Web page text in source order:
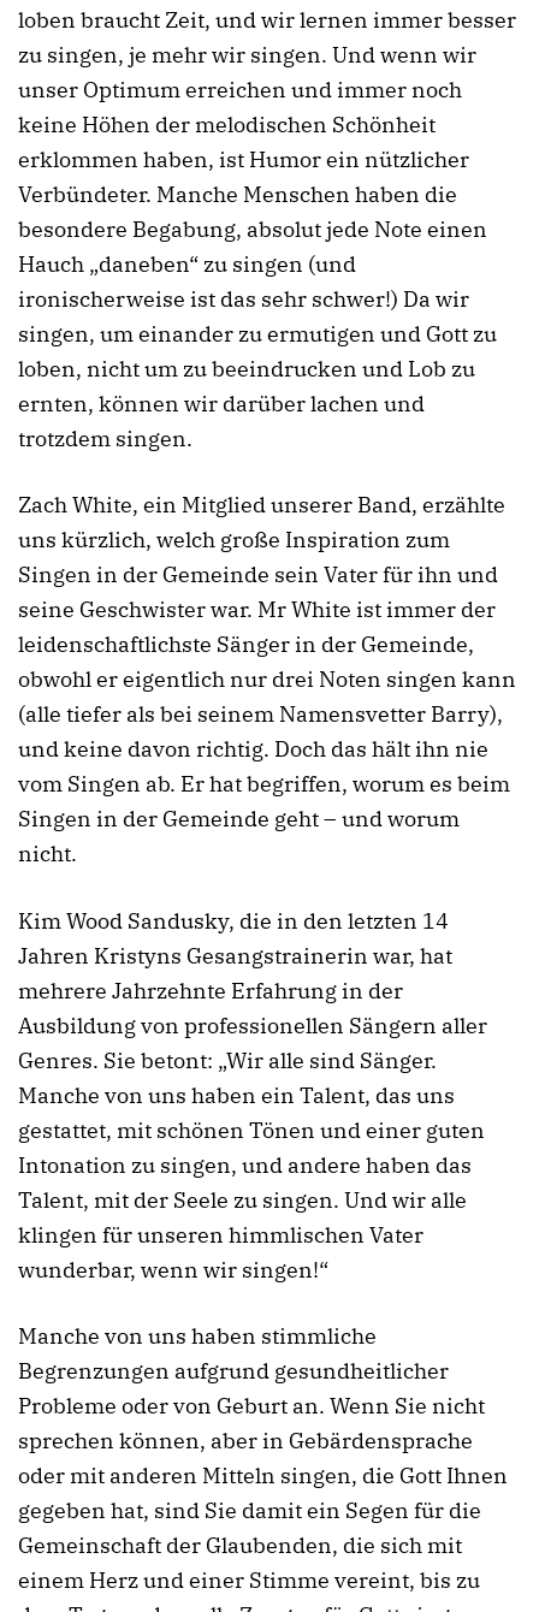
loben braucht Zeit, und wir lernen immer besser
zu singen, je mehr wir singen. Und wenn wir
unser Optimum erreichen und immer noch
keine Höhen der melodischen Schönheit
erklommen haben, ist Humor ein nützlicher
Verbündeter. Manche Menschen haben die
besondere Begabung, absolut jede Note einen
Hauch „daneben“ zu singen (und
ironischerweise ist das sehr schwer!) Da wir
singen, um einander zu ermutigen und Gott zu
loben, nicht um zu beeindrucken und Lob zu
ernten, können wir darüber lachen und
trotzdem singen.
Zach White, ein Mitglied unserer Band, erzählte
uns kürzlich, welch große Inspiration zum
Singen in der Gemeinde sein Vater für ihn und
seine Geschwister war. Mr White ist immer der
leidenschaftlichste Sänger in der Gemeinde,
obwohl er eigentlich nur drei Noten singen kann
(alle tiefer als bei seinem Namensvetter Barry),
und keine davon richtig. Doch das hält ihn nie
vom Singen ab. Er hat begriffen, worum es beim
Singen in der Gemeinde geht – und worum
nicht.
Kim Wood Sandusky, die in den letzten 14
Jahren Kristyns Gesangstrainerin war, hat
mehrere Jahrzehnte Erfahrung in der
Ausbildung von professionellen Sängern aller
Genres. Sie betont: „Wir alle sind Sänger.
Manche von uns haben ein Talent, das uns
gestattet, mit schönen Tönen und einer guten
Intonation zu singen, und andere haben das
Talent, mit der Seele zu singen. Und wir alle
klingen für unseren himmlischen Vater
wunderbar, wenn wir singen!“
Manche von uns haben stimmliche
Begrenzungen aufgrund gesundheitlicher
Probleme oder von Geburt an. Wenn Sie nicht
sprechen können, aber in Gebärdensprache
oder mit anderen Mitteln singen, die Gott Ihnen
gegeben hat, sind Sie damit ein Segen für die
Gemeinschaft der Glaubenden, die sich mit
einem Herz und einer Stimme vereint, bis zu